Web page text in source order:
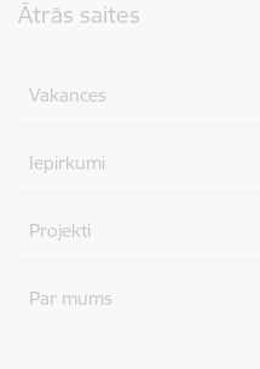
Ātrās saites
Vakances
Iepirkumi
Projekti
Par mums